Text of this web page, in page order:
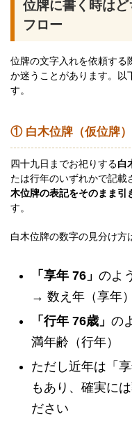
位牌に書く時は
フロー
位牌の文字入れを依頼する
か迷うことがあります。以
す。
① 白木位牌（仮位牌
四十九日までお祀りする白
たは行年のいずれかで記載
木位牌の表記をそのまま引
す。
白木位牌の数字の見分け方
「享年 76」 のよ
→ 数え年（享年）
「行年 76歳」 の
満年齢（行年）
ただし近年は「
もあり、確実に
ださい